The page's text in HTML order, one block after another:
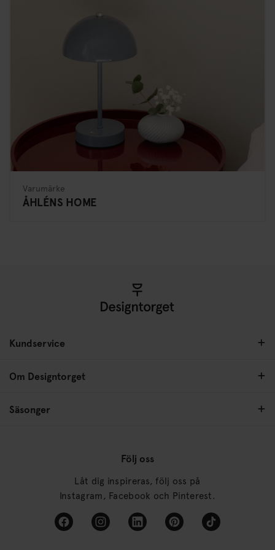
Varumärke
ÅHLÉNS HOME
Kundservice
Om Designtorget
Säsonger
Följ oss
Låt dig inspireras, följ oss på
Instagram, Facebook och Pinterest.